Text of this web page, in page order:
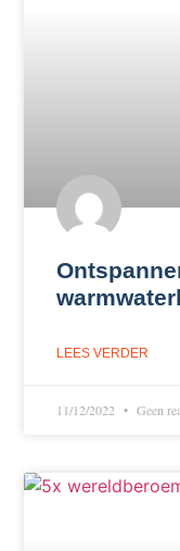
LEES VERDER
11/12/2022 Geen